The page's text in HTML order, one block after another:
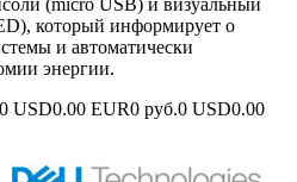
который информирует о
и автоматически
энергии.
0 USD0.00 EUR0 руб.0 USD0.00